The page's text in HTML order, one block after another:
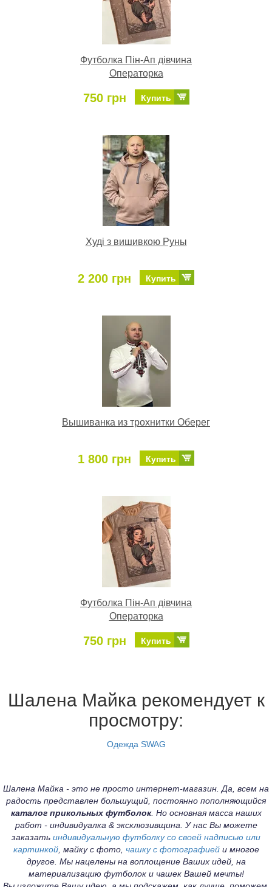
Футболка Пін-Ап дівчина
Операторка
750 грн Купить
Худі з вишивкою Руны
2 200 грн Купить
Вышиванка из трохнитки Оберег
1 800 грн Купить
Футболка Пін-Ап дівчина
Операторка
750 грн Купить
Шалена Майка рекомендует к
просмотру:
Одежда SWAG
Шалена Майка - это не просто интернет-магазин. Да, всем на
радость представлен большущий, постоянно пополняющийся
каталог прикольных футболок. Но основная масса наших
работ - индивидуалка & эксклюзивщина. У нас Вы можете
заказать индивидуальную футболку со своей надписью или
картинкой, майку с фото, чашку с фотографиейи многое
другое. Мы нацелены на воплощение Ваших идей, на
материализацию футболок и чашек Вашей мечты!